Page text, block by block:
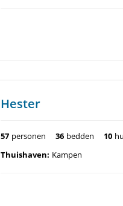
Hester
57 personen 36 bedden 10
Thuishaven: Kampen